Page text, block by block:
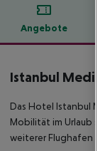
Angebote
Istanbul
Das Hotel Istanbul
Mobilität im Urlaub
weiterer Flughafen